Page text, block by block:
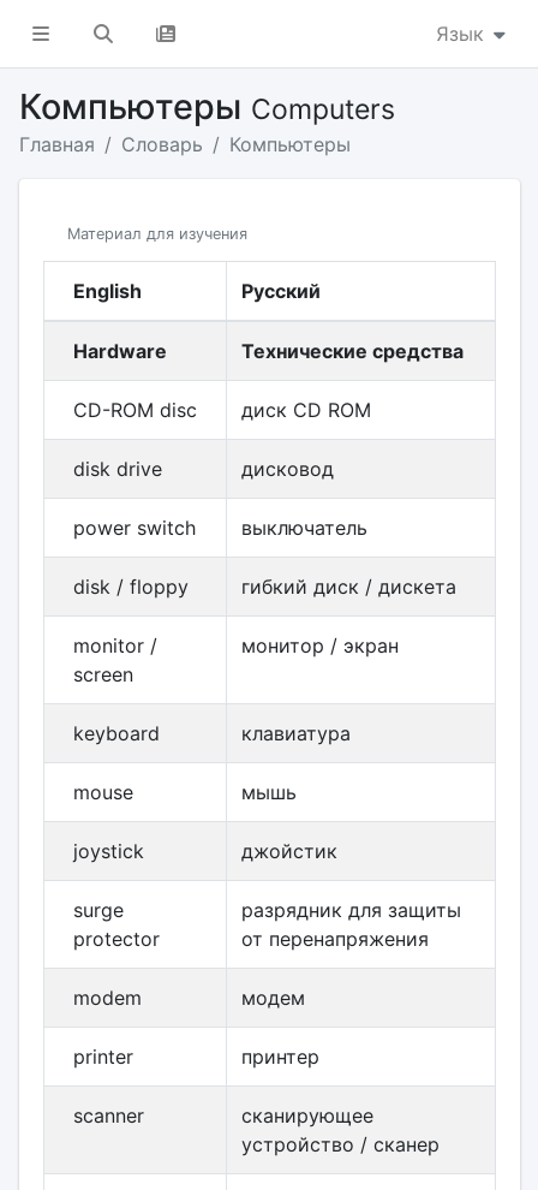
Язык
Компьютеры Computers
Главная Словарь Компьютеры
Материал для изучения
English Русский
Hardware Технические средства
CD-ROM disc диск CD ROM
disk drive дисковод
power switch выключатель
disk / floppy гибкий диск / дискета
monitor /
screen
монитор / экран
keyboard клавиатура
mouse мышь
joystick джойстик
surge
protector
разрядник для защиты
от перенапряжения
modem модем
printer принтер
scanner
сканирующее
устройство / сканер